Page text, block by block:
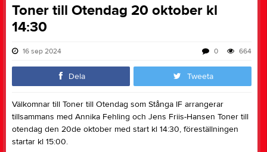
Toner till Otendag 20 oktober kl
14:30
16 sep 2024 664
0
Dela Tweeta
Välkomnar till Toner till Otendag som Stånga IF arrangerar
tillsammans med Annika Fehling och Jens Friis-Hansen Toner till
otendag den 20de oktober med start kl 14:30, föreställningen
startar kl 15:00.